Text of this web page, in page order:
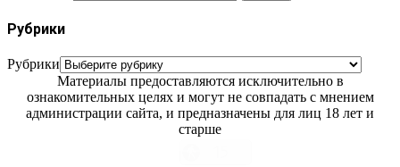
Рубрики
Рубрики
Материалы предоставляются исключительно в
ознакомительных целях и могут не совпадать с мнением
администрации сайта, и предназначены для лиц 18 лет и
старше